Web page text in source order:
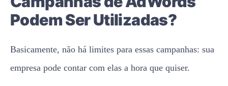
empresa pode contar com elas a hora que quiser.
comemorativaquanto para fazer uma campanha de
branding ou divulgar um novo produto ou serviço.